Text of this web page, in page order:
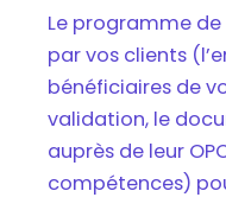
Le programme
par vos clients
bénéficiaires de
validation, le
auprès de leur
compétences)